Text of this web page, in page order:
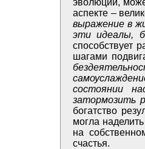
аспекте –
выражение в
эти идеалы,
способствует
шагами
состоянии
затормозить
богатство
могла
на
счастья.